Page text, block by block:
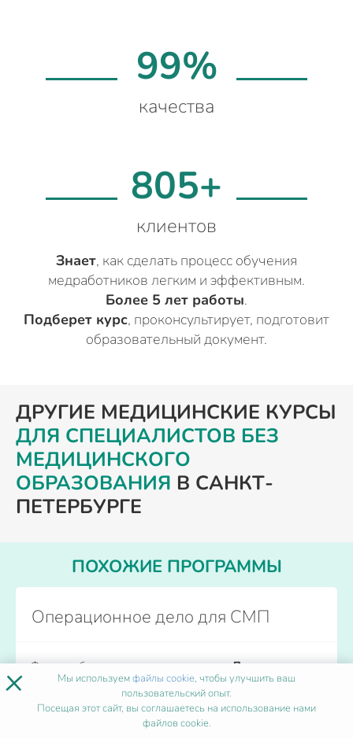
99%
качества
805+
клиентов
Знает, как сделать процесс обучения
медработников легким и эффективным.
Более 5 лет работы.
Подберет курс, проконсультирует, подготовит
образовательный документ.
ДРУГИЕ МЕДИЦИНСКИЕ КУРСЫ
ДЛЯ СПЕЦИАЛИСТОВ БЕЗ
МЕДИЦИНСКОГО
ОБРАЗОВАНИЯ В САНКТ-
ПЕТЕРБУРГЕ
ПОХОЖИЕ ПРОГРАММЫ
Операционное дело для СМП
Форма обучения
Дистанционно
Количество часов
от 36
Начало обучения
× Мы используемфайлы cookie, чтобы улучшить ваш
пользовательский опыт.
Посещая этот сайт, вы соглашаетесь на использование нами
файлов cookie.